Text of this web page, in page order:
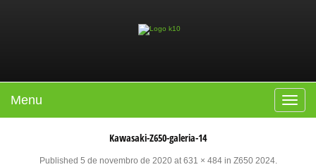
Toggle
Menu
Kawasaki-Z650-galeria-14
Published 5 de novembro de 2020at631 × 484in Z650 2024.